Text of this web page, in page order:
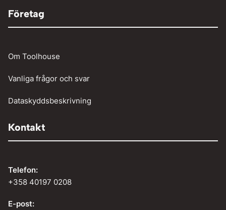
Företag
Om Toolhouse
Vanliga frågor och svar
Dataskyddsbeskrivning
Kontakt
Telefon:
+358 40197 0208
E-post: